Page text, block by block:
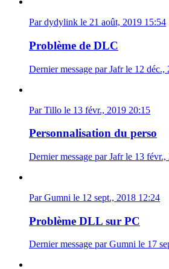
Par dydylink le 21 août, 2019 15:54
Problème de DLC
Dernier message par Jafr le 12 déc.,
Par Tillo le 13 févr., 2019 20:15
Personnalisation du perso
Dernier message par Jafr le 13 févr.,
Par Gumni le 12 sept., 2018 12:24
Problème DLL sur PC
Dernier message par Gumni le 17